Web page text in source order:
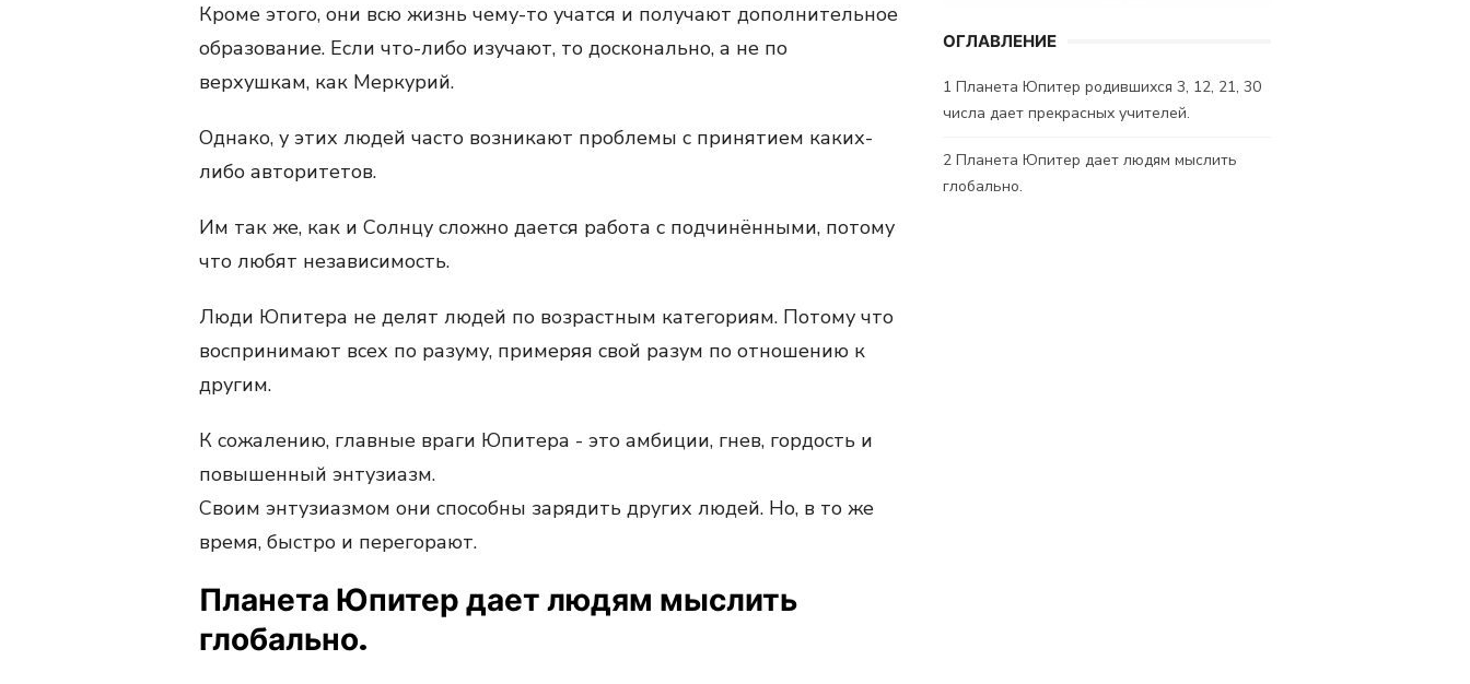
Кроме этого, они всю жизнь чему-то учатся и получают дополнительное
образование. Если что-либо изучают, то досконально, а не по
верхушкам, как Меркурий.
Однако, у этих людей часто возникают проблемы с принятием каких-
либо авторитетов.
Им так же, как и Солнцу сложно дается работа с подчинёнными, потому
что любят независимость.
Люди Юпитера не делят людей по возрастным категориям. Потому что
воспринимают всех по разуму, примеряя свой разум по отношению к
другим.
К сожалению, главные враги Юпитера - это амбиции, гнев, гордость и
повышенный энтузиазм.
Своим энтузиазмом они способны зарядить других людей. Но, в то же
время, быстро и перегорают.
Планета Юпитер дает людям мыслить
глобально.
ОГЛАВЛЕНИЕ
1 Планета Юпитер родившихся 3, 12, 21, 30
числа дает прекрасных учителей.
2 Планета Юпитер дает людям мыслить
глобально.